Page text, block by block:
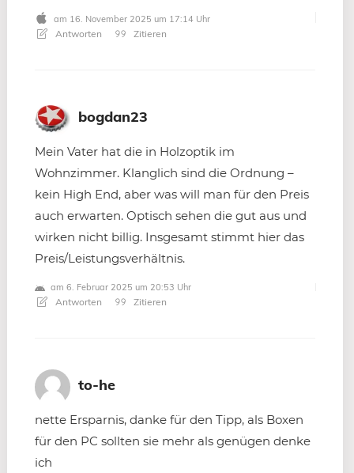
am 16. November 2025 um 17:14 Uhr
Antworten Zitieren
bogdan23
Mein Vater hat die in Holzoptik im
Wohnzimmer. Klanglich sind die Ordnung –
kein High End, aber was will man für den Preis
auch erwarten. Optisch sehen die gut aus und
wirken nicht billig. Insgesamt stimmt hier das
Preis/Leistungsverhältnis.
am 6. Februar 2025 um 20:53 Uhr
Antworten Zitieren
to-he
nette Ersparnis, danke für den Tipp, als Boxen
für den PC sollten sie mehr als genügen denke
ich